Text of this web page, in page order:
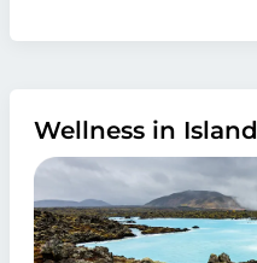
Wellness in Island